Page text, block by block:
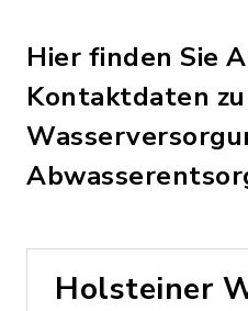
Hier finden Sie
Kontaktdaten
Holsteiner